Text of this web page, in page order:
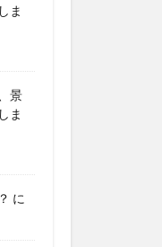
ま
景
ま
に